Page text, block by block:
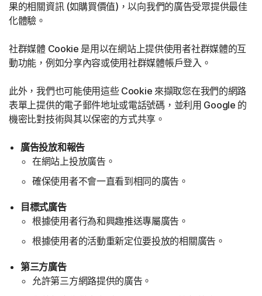
果的相關資訊 (如購買價值)，以向我們的廣告受眾提供最佳
化體驗。
社群媒體 Cookie 是用以在網站上提供使用者社群媒體的互
動功能，例如分享內容或使用社群媒體帳戶登入。
此外，我們也可能使用這些 Cookie 來擷取您在我們的網路
表單上提供的電子郵件地址或電話號碼，並利用 Google 的
機密比對技術與其以保密的方式共享。
廣告投放和報告
在網站上投放廣告。
確保使用者不會一直看到相同的廣告。
目標式廣告
根據使用者行為和興趣推送專屬廣告。
根據使用者的活動重新定位要投放的相關廣告。
第三方廣告
允許第三方網路提供的廣告。